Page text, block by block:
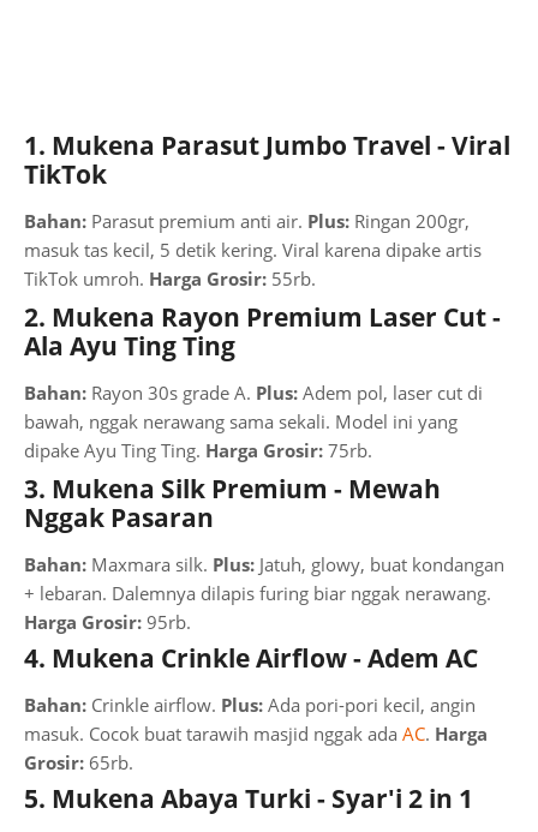
1. Mukena Parasut Jumbo Travel - Viral
TikTok
Bahan: Parasut premium anti air. Plus: Ringan 200gr,
masuk tas kecil, 5 detik kering. Viral karena dipake artis
TikTok umroh. Harga Grosir: 55rb.
2. Mukena Rayon Premium Laser Cut -
Ala Ayu Ting Ting
Bahan: Rayon 30s grade A. Plus: Adem pol, laser cut di
bawah, nggak nerawang sama sekali. Model ini yang
dipake Ayu Ting Ting. Harga Grosir: 75rb.
3. Mukena Silk Premium - Mewah
Nggak Pasaran
Bahan: Maxmara silk. Plus: Jatuh, glowy, buat kondangan
+ lebaran. Dalemnya dilapis furing biar nggak nerawang.
Harga Grosir: 95rb.
4. Mukena Crinkle Airflow - Adem AC
Bahan: Crinkle airflow. Plus: Ada pori-pori kecil, angin
masuk. Cocok buat tarawih masjid nggak ada AC. Harga
Grosir: 65rb.
5. Mukena Abaya Turki - Syar'i 2 in 1